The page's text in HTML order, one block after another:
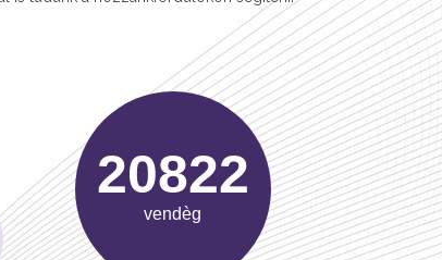
33010
vendèg